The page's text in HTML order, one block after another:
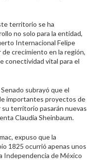
territorio se ha
no solo para la entidad,
Internacional Felipe
de crecimiento en la región,
conectividad vital para el
subrayó que el
importantes proyectos de
territorio pasarán nuevas
Claudia Sheinbaum.
expuso que la
1825 ocurrió apenas unos
Independencia de México